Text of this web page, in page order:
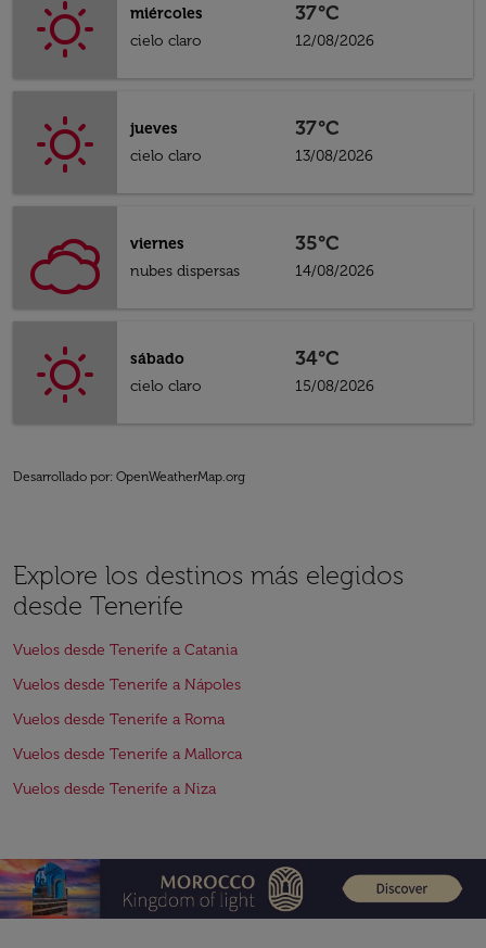
miércoles
cielo claro
37°C
12/08/2026
jueves
cielo claro
37°C
13/08/2026
viernes
nubes dispersas
35°C
14/08/2026
sábado
cielo claro
34°C
15/08/2026
Desarrollado por: OpenWeatherMap.org
Explore los destinos más elegidos
desde Tenerife
Vuelos desde Tenerife a Catania
Vuelos desde Tenerife a Nápoles
Vuelos desde Tenerife a Roma
Vuelos desde Tenerife a Mallorca
Vuelos desde Tenerife a Niza